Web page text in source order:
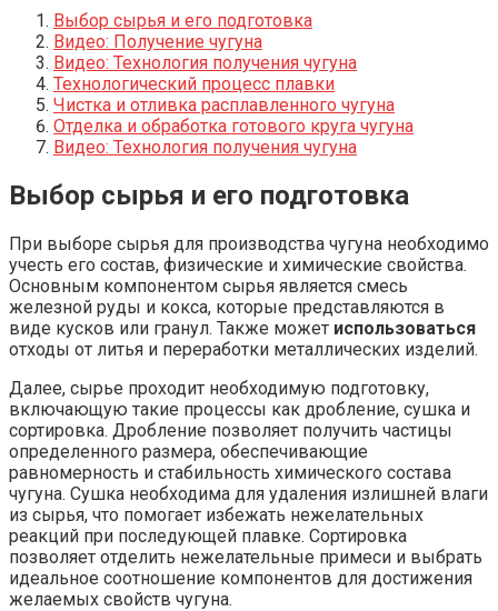
Выбор сырья и его подготовка
Видео: Получение чугуна
Видео: Технология получения чугуна
Технологический процесс плавки
Чистка и отливка расплавленного чугуна
Отделка и обработка готового круга чугуна
Видео: Технология получения чугуна
Выбор сырья и его подготовка
При выборе сырья для производства чугуна необходимо
учесть его состав, физические и химические свойства.
Основным компонентом сырья является смесь
железной руды и кокса, которые представляются в
виде кусков или гранул. Также может использоваться
отходы от литья и переработки металлических изделий.
Далее, сырье проходит необходимую подготовку,
включающую такие процессы как дробление, сушка и
сортировка. Дробление позволяет получить частицы
определенного размера, обеспечивающие
равномерность и стабильность химического состава
чугуна. Сушка необходима для удаления излишней влаги
из сырья, что помогает избежать нежелательных
реакций при последующей плавке. Сортировка
позволяет отделить нежелательные примеси и выбрать
идеальное соотношение компонентов для достижения
желаемых свойств чугуна.